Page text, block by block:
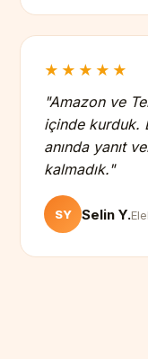
★★★★★
"Amazon ve
içinde kurduk.
anında yanıt
kalmadık."
SY Selin Y.